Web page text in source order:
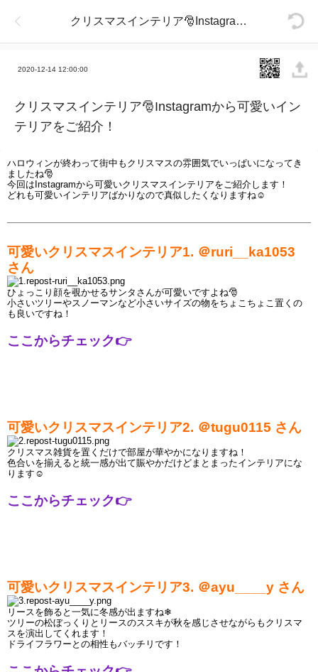
クリスマスインテリア🎅Instagramから可愛いインテリアをご紹介！
2020-12-14 12:00:00
クリスマスインテリア🎅Instagramから可愛いイン
テリアをご紹介！
ハロウィンが終わって街中もクリスマスの雰囲気でいっぱいになってき
ましたね🎅
今回はInstagramから可愛いクリスマスインテリアをご紹介します！
どれも可愛いインテリアばかりなので真似したくなりますね☺
可愛いクリスマスインテリア1. ＠ruri__ka1053
さん
ひょっこり顔を覗かせるサンタさんが可愛いですよね🎅
小さいツリーやスノーマンなど小さいサイズの物をちょこちょこ置くの
も良いですね！
ここからチェック👉
可愛いクリスマスインテリア2. ＠tugu0115 さん
クリスマス雑貨を置くだけで部屋が華やかになりますね！
色合いを揃えると統一感が出て賑やかだけどまとまったインテリアにな
ります ☺
ここからチェック👉
可愛いクリスマスインテリア3. ＠ayu____y さん
リースを飾ると一気に冬感が出ますね❄
ツリーの松ぼっくりとリースのススキが秋を感じさせながらもクリスマ
スを演出してくれます！
ドライフラワーとの相性もバッチリです！